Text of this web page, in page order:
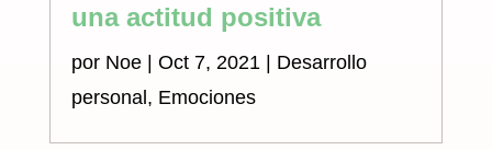
una actitud positiva
por Noe| Oct 7, 2021 | Desarrollo
personal, Emociones